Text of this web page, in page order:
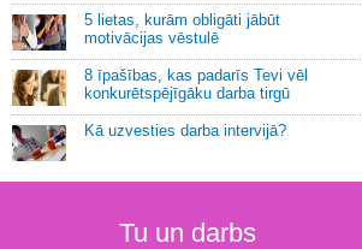
5 lietas, kurām obligāti jābūt
motivācijas vēstulē
8 īpašības, kas padarīs Tevi vēl
konkurētspējīgāku darba tirgū
Kā uzvesties darba intervijā?
Tu un darbs